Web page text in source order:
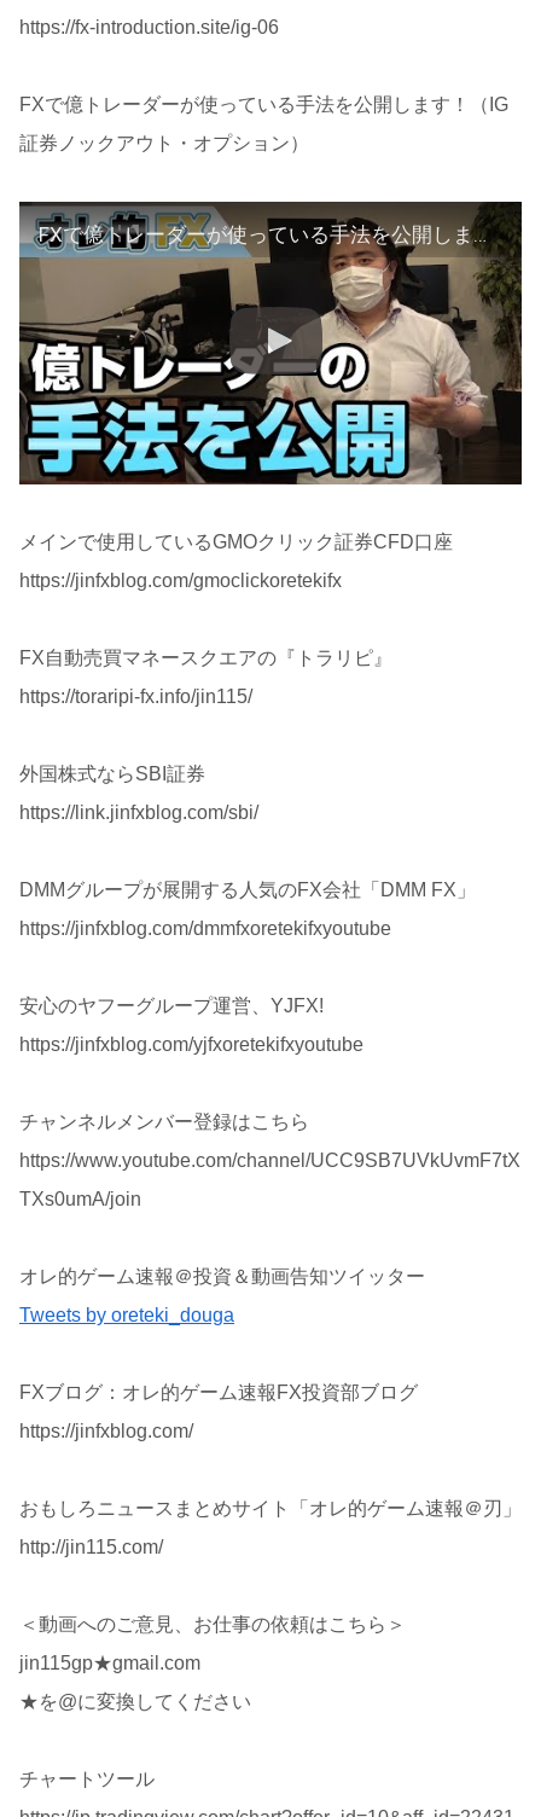
https://fx-introduction.site/ig-06
FXで億トレーダーが使っている手法を公開します！（IG
証券ノックアウト・オプション）
FXで億トレーダーが使っている手法を公開します！（IG証券ノックアウト・オプション）
メインで使用しているGMOクリック証券CFD口座
https://jinfxblog.com/gmoclickoretekifx
FX自動売買マネースクエアの『トラリピ』
https://toraripi-fx.info/jin115/
外国株式ならSBI証券
https://link.jinfxblog.com/sbi/
DMMグループが展開する人気のFX会社「DMM FX」
https://jinfxblog.com/dmmfxoretekifxyoutube
安心のヤフーグループ運営、YJFX!
https://jinfxblog.com/yjfxoretekifxyoutube
チャンネルメンバー登録はこちら
https://www.youtube.com/channel/UCC9SB7UVkUvmF7tX
TXs0umA/join
オレ的ゲーム速報＠投資＆動画告知ツイッター
Tweets by oreteki_douga
FXブログ：オレ的ゲーム速報FX投資部ブログ
https://jinfxblog.com/
おもしろニュースまとめサイト「オレ的ゲーム速報＠刃」
http://jin115.com/
＜動画へのご意見、お仕事の依頼はこちら＞
jin115gp★gmail.com
★を@に変換してください
チャートツール